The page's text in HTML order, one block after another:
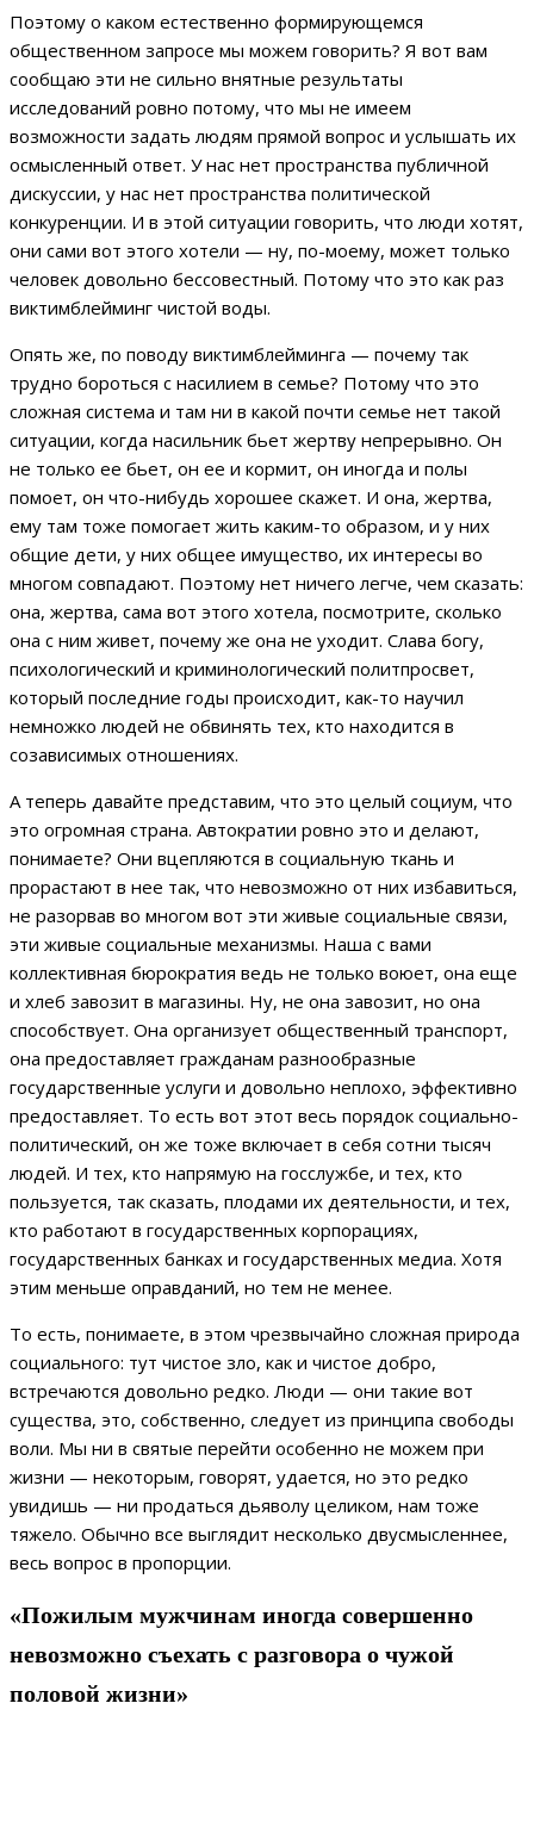
Поэтому о каком естественно формирующемся
общественном запросе мы можем говорить? Я вот вам
сообщаю эти не сильно внятные результаты
исследований ровно потому, что мы не имеем
возможности задать людям прямой вопрос и услышать их
осмысленный ответ. У нас нет пространства публичной
дискуссии, у нас нет пространства политической
конкуренции. И в этой ситуации говорить, что люди хотят,
они сами вот этого хотели — ну, по-моему, может только
человек довольно бессовестный. Потому что это как раз
виктимблейминг чистой воды.
Опять же, по поводу виктимблейминга — почему так
трудно бороться с насилием в семье? Потому что это
сложная система и там ни в какой почти семье нет такой
ситуации, когда насильник бьет жертву непрерывно. Он
не только ее бьет, он ее и кормит, он иногда и полы
помоет, он что-нибудь хорошее скажет. И она, жертва,
ему там тоже помогает жить каким-то образом, и у них
общие дети, у них общее имущество, их интересы во
многом совпадают. Поэтому нет ничего легче, чем сказать:
она, жертва, сама вот этого хотела, посмотрите, сколько
она с ним живет, почему же она не уходит. Слава богу,
психологический и криминологический политпросвет,
который последние годы происходит, как-то научил
немножко людей не обвинять тех, кто находится в
созависимых отношениях.
А теперь давайте представим, что это целый социум, что
это огромная страна. Автократии ровно это и делают,
понимаете? Они вцепляются в социальную ткань и
прорастают в нее так, что невозможно от них избавиться,
не разорвав во многом вот эти живые социальные связи,
эти живые социальные механизмы. Наша с вами
коллективная бюрократия ведь не только воюет, она еще
и хлеб завозит в магазины. Ну, не она завозит, но она
способствует. Она организует общественный транспорт,
она предоставляет гражданам разнообразные
государственные услуги и довольно неплохо, эффективно
предоставляет. То есть вот этот весь порядок социально-
политический, он же тоже включает в себя сотни тысяч
людей. И тех, кто напрямую на госслужбе, и тех, кто
пользуется, так сказать, плодами их деятельности, и тех,
кто работают в государственных корпорациях,
государственных банках и государственных медиа. Хотя
этим меньше оправданий, но тем не менее.
То есть, понимаете, в этом чрезвычайно сложная природа
социального: тут чистое зло, как и чистое добро,
встречаются довольно редко. Люди — они такие вот
существа, это, собственно, следует из принципа свободы
воли. Мы ни в святые перейти особенно не можем при
жизни — некоторым, говорят, удается, но это редко
увидишь — ни продаться дьяволу целиком, нам тоже
тяжело. Обычно все выглядит несколько двусмысленнее,
весь вопрос в пропорции.
«Пожилым мужчинам иногда совершенно
невозможно съехать с разговора о чужой
половой жизни»